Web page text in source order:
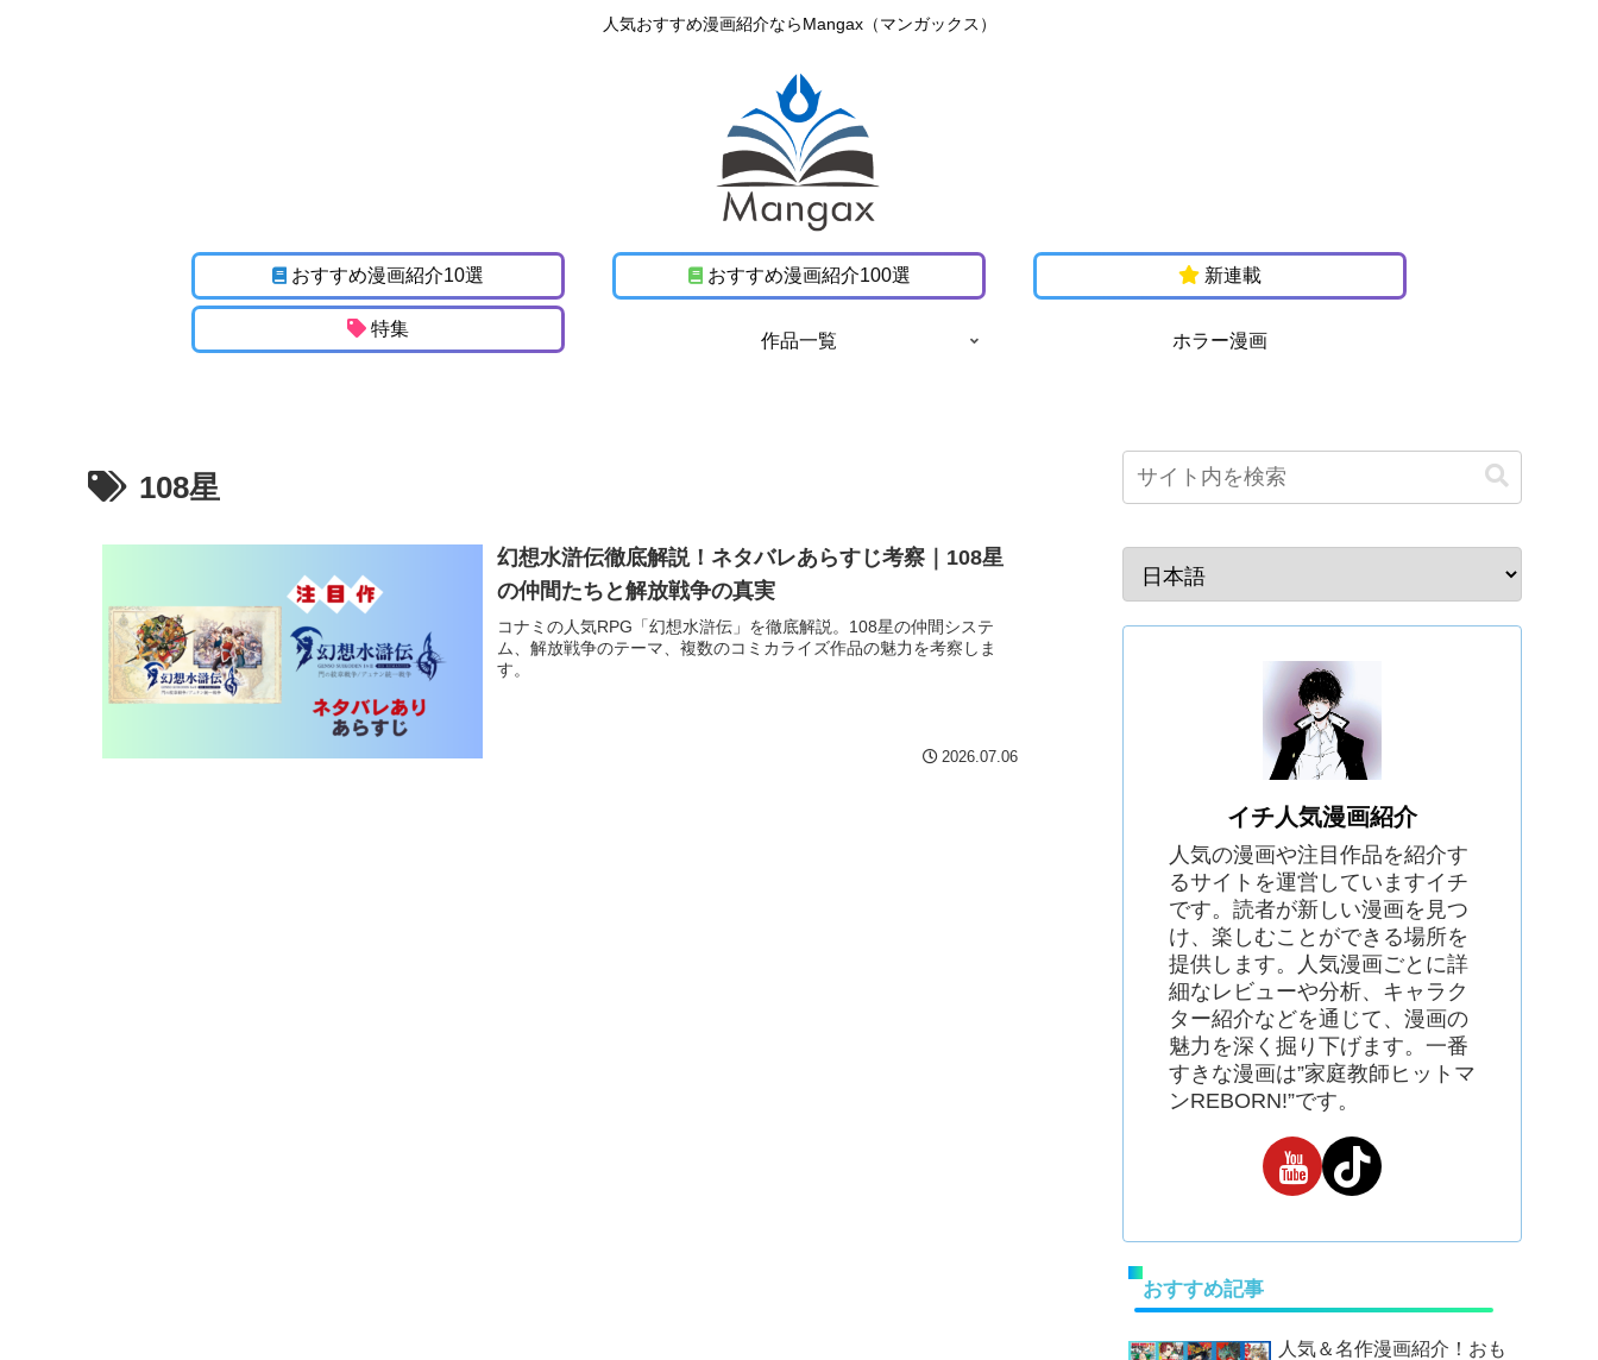
人気おすすめ漫画紹介ならMangax（マンガックス）
おすすめ漫画紹介10選 おすすめ漫画紹介100選 新連載
特集
作品一覧 ホラー漫画
108星
幻想水滸伝徹底解説！ネタバレあらすじ考察｜108星
の仲間たちと解放戦争の真実
コナミの人気RPG「幻想水滸伝」を徹底解説。108星の仲間システ
ム、解放戦争のテーマ、複数のコミカライズ作品の魅力を考察しま
す。
2026.07.06
イチ人気漫画紹介
人気の漫画や注目作品を紹介す
るサイトを運営していますイチ
です。読者が新しい漫画を見つ
け、楽しむことができる場所を
提供します。人気漫画ごとに詳
細なレビューや分析、キャラク
ター紹介などを通じて、漫画の
魅力を深く掘り下げます。一番
すきな漫画は”家庭教師ヒットマ
ンREBORN!”です。
おすすめ記事
人気＆名作漫画紹介！おも